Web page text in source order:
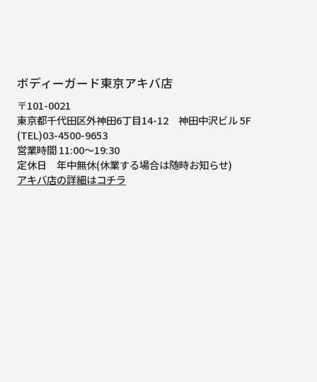
ボディーガード東京アキバ店
〒101-0021
東京都千代田区外神田6丁目14-12 神田中沢ビル 5F
(TEL)03-4500-9653
営業時間 11:00～19:30
定休日 年中無休(休業する場合は随時お知らせ)
アキバ店の詳細はコチラ